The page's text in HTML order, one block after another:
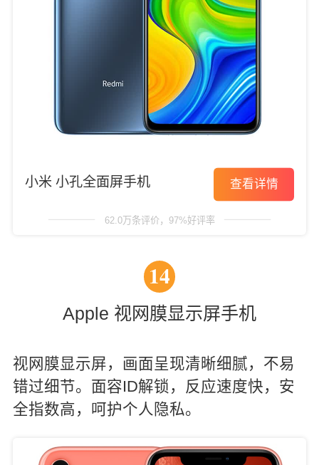
小米 小孔全面屏手机 查看详情
62.0万条评价，97%好评率
14
Apple 视网膜显示屏手机
视网膜显示屏，画面呈现清晰细腻，不易
错过细节。面容ID解锁，反应速度快，安
全指数高，呵护个人隐私。